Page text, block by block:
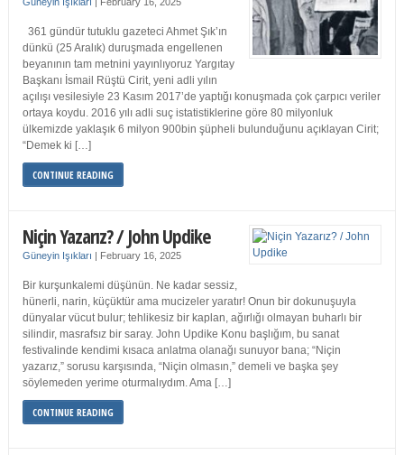
361 gündür tutuklu gazeteci Ahmet Şık’ın
dünkü (25 Aralık) duruşmada engellenen
beyanının tam metnini yayınlıyoruz Yargıtay
Başkanı İsmail Rüştü Cirit, yeni adli yılın
açılışı vesilesiyle 23 Kasım 2017’de yaptığı konuşmada çok çarpıcı veriler
ortaya koydu. 2016 yılı adli suç istatistiklerine göre 80 milyonluk
ülkemizde yaklaşık 6 milyon 900bin şüpheli bulunduğunu açıklayan Cirit;
“Demek ki […]
CONTINUE READING
Niçin Yazarız? / John Updike
Güneyin Işıkları | February 16, 2025
Bir kurşunkalemi düşünün. Ne kadar sessiz,
hünerli, narin, küçüktür ama mucizeler yaratır! Onun bir dokunuşuyla
dünyalar vücut bulur; tehlikesiz bir kaplan, ağırlığı olmayan buharlı bir
silindir, masrafsız bir saray. John Updike Konu başlığım, bu sanat
festivalinde kendimi kısaca anlatma olanağı sunuyor bana; “Niçin
yazarız,” sorusu karşısında, “Niçin olmasın,” demeli ve başka şey
söylemeden yerime oturmalıydım. Ama […]
CONTINUE READING